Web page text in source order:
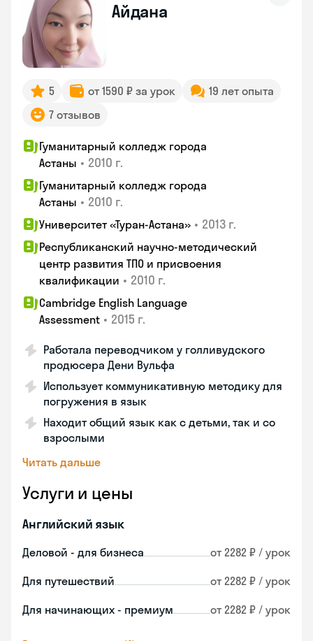
Айдана
5 от 1590 ₽ за урок
19 лет опыта
7 отзывов
Гуманитарный колледж города
Астаны • 2010 г.
Гуманитарный колледж города
Астаны • 2010 г.
Университет «Туран-Астана» • 2013 г.
Республиканский научно-методический
центр развития ТПО и присвоения
квалификации • 2010 г.
Cambridge English Language
Assessment • 2015 г.
Работала переводчиком у голливудского
продюсера Дени Вульфа
Использует коммуникативную методику для
погружения в язык
Находит общий язык как с детьми, так и со
взрослыми
Читать дальше
Услуги и цены
Английский язык
Деловой - для бизнеса от 2282 ₽ / урок
Для путешествий от 2282 ₽ / урок
Для начинающих - премиум от 2282 ₽ / урок